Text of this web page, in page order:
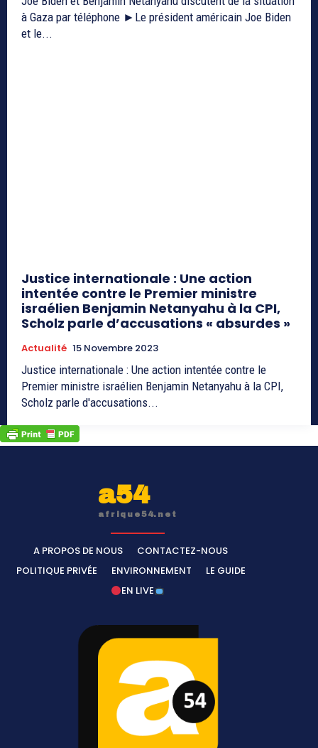
à Gaza par téléphone ►Le président américain Joe Biden
et le...
Justice internationale : Une action
intentée contre le Premier ministre
israélien Benjamin Netanyahu à la CPI,
Scholz parle d’accusations « absurdes »
Actualité 15 Novembre 2023
Justice internationale : Une action intentée contre le
Premier ministre israélien Benjamin Netanyahu à la CPI,
Scholz parle d'accusations...
a54
afrique54.net
A PROPOS DE NOUS
CONTACTEZ-NOUS
POLITIQUE PRIVÉE
ENVIRONNEMENT
LE GUIDE
EN LIVE